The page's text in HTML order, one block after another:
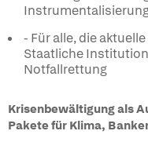
- Für alle, die
Staatliche
Notfallrettung
Krisenbewältigung als
Pakete für Klima,